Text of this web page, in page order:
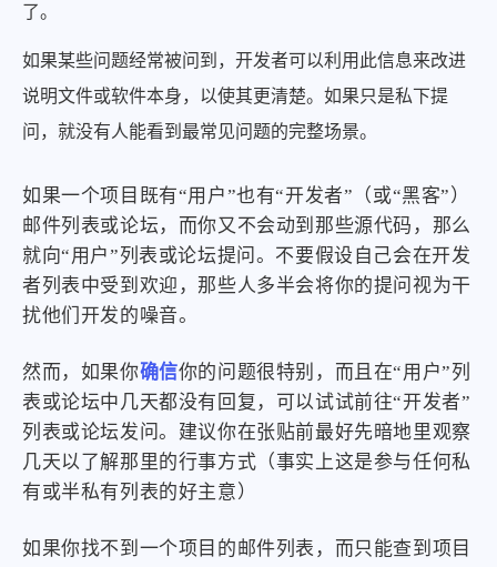
了。
如果某些问题经常被问到，开发者可以利用此信息来改进
说明文件或软件本身，以使其更清楚。如果只是私下提
问，就没有人能看到最常见问题的完整场景。
如果一个项目既有“用户”也有“开发者”（或“黑客”）
邮件列表或论坛，而你又不会动到那些源代码，那么
就向“用户”列表或论坛提问。不要假设自己会在开发
者列表中受到欢迎，那些人多半会将你的提问视为干
扰他们开发的噪音。
然而，如果你确信你的问题很特别，而且在“用户”列
表或论坛中几天都没有回复，可以试试前往“开发者”
列表或论坛发问。建议你在张贴前最好先暗地里观察
几天以了解那里的行事方式（事实上这是参与任何私
有或半私有列表的好主意）
如果你找不到一个项目的邮件列表，而只能查到项目